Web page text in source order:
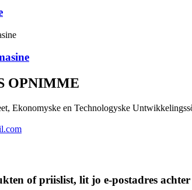
OPNIMME
Ekonomyske en Technologyske
of priislist, lit jo e-postadres